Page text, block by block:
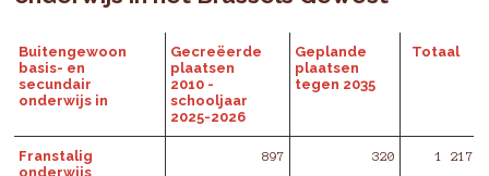
Buitengewoon
basis- en
secundair
onderwijs in
Gecreëerde
plaatsen
2010 -
schooljaar
2025-2026
Geplande
plaatsen
tegen 2035
Totaal
Franstalig
onderwijs
897 320 1 217